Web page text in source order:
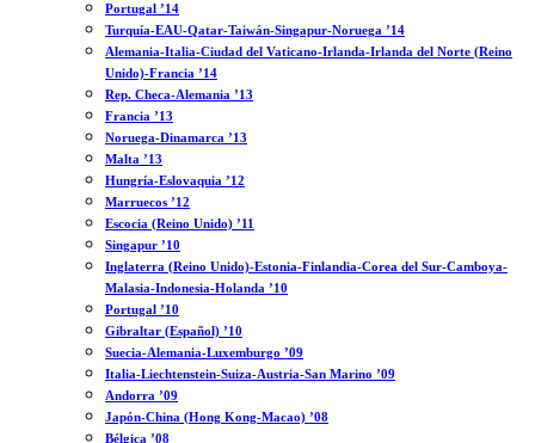
Portugal ’14
Turquía-EAU-Qatar-Taiwán-Singapur-Noruega ’14
Alemania-Italia-Ciudad del Vaticano-Irlanda-Irlanda del Norte (Reino
Unido)-Francia ’14
Rep. Checa-Alemania ’13
Francia ’13
Noruega-Dinamarca ’13
Malta ’13
Hungría-Eslovaquia ’12
Marruecos ’12
Escocia (Reino Unido) ’11
Singapur ’10
Inglaterra (Reino Unido)-Estonia-Finlandia-Corea del Sur-Camboya-
Malasia-Indonesia-Holanda ’10
Portugal ’10
Gibraltar (Español) ’10
Suecia-Alemania-Luxemburgo ’09
Italia-Liechtenstein-Suiza-Austria-San Marino ’09
Andorra ’09
Japón-China (Hong Kong-Macao) ’08
Bélgica ’08